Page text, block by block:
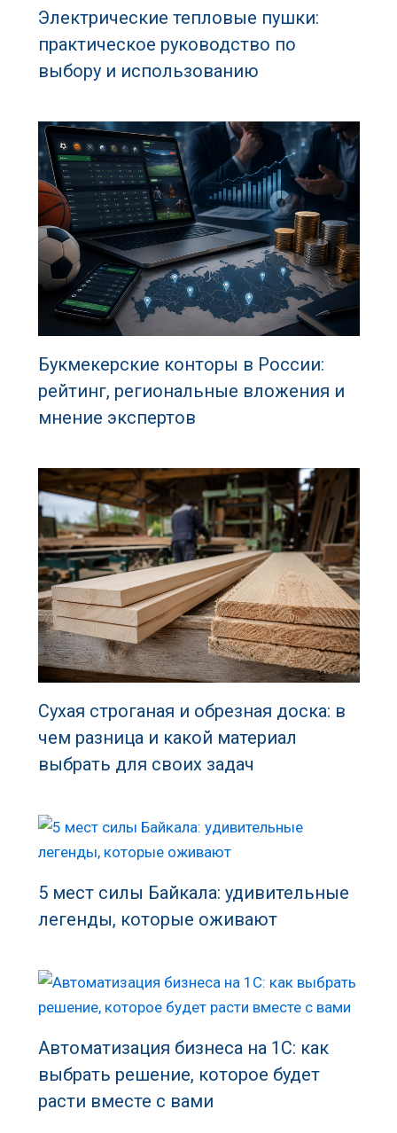
Электрические тепловые пушки:
практическое руководство по
выбору и использованию
Букмекерские конторы в России:
рейтинг, региональные вложения и
мнение экспертов
Сухая строганая и обрезная доска: в
чем разница и какой материал
выбрать для своих задач
5 мест силы Байкала: удивительные
легенды, которые оживают
Автоматизация бизнеса на 1С: как
выбрать решение, которое будет
расти вместе с вами